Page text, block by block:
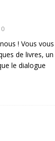
0
! Vous vous
de livres, un
le dialogue